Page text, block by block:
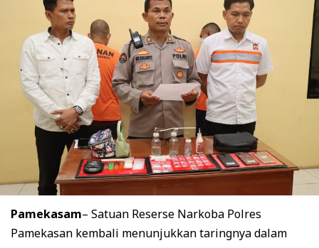
Pamekasam– Satuan Reserse Narkoba Polres
Pamekasan kembali menunjukkan taringnya dalam